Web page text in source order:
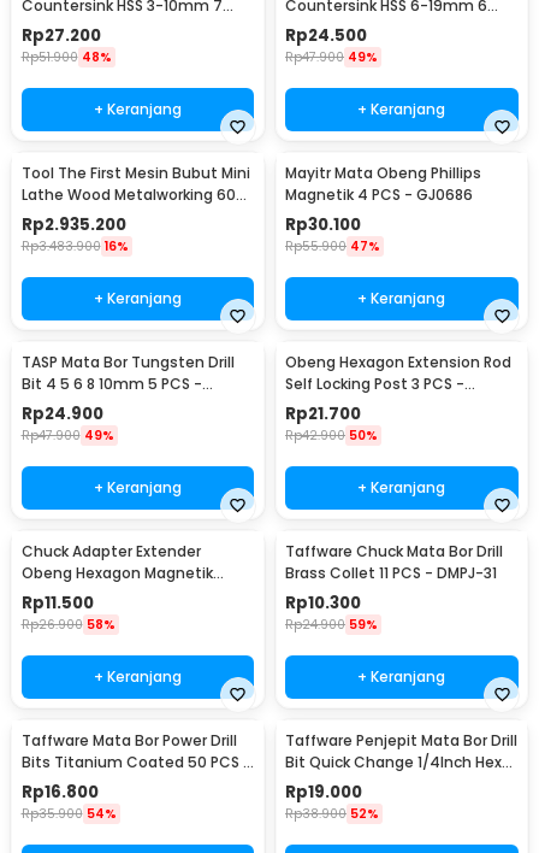
Countersink HSS 3-10mm 7
PCS - QST-K13
Rp27.200
Rp51.900 48%
+ Keranjang
Countersink HSS 6-19mm 6
PCS - BT3
Rp24.500
Rp47.900 49%
+ Keranjang
Tool The First Mesin Bubut Mini
Lathe Wood Metalworking 60W
- TZ20002MG
Rp2.935.200
Rp3.483.900 16%
+ Keranjang
Mayitr Mata Obeng Phillips
Magnetik 4 PCS - GJ0686
Rp30.100
Rp55.900 47%
+ Keranjang
TASP Mata Bor Tungsten Drill
Bit 4 5 6 8 10mm 5 PCS -
MGDK002
Rp24.900
Rp47.900 49%
+ Keranjang
Obeng Hexagon Extension Rod
Self Locking Post 3 PCS -
HT43401-3P
Rp21.700
Rp42.900 50%
+ Keranjang
Chuck Adapter Extender
Obeng Hexagon Magnetik
Shank 1/4 Inch
Rp11.500
Rp26.900 58%
+ Keranjang
Taffware Chuck Mata Bor Drill
Brass Collet 11 PCS - DMPJ-31
Rp10.300
Rp24.900 59%
+ Keranjang
Taffware Mata Bor Power Drill
Bits Titanium Coated 50 PCS -
DW1361
Rp16.800
Rp35.900 54%
Taffware Penjepit Mata Bor Drill
Bit Quick Change 1/4Inch Hex
Shank - 2054A
Rp19.000
Rp38.900 52%